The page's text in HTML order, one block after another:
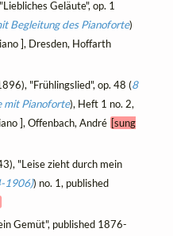
Geläute", op. 1
Begleitung des Pianoforte)
], Dresden, Hoffarth
"Frühlingslied", op. 48 (8
mit Pianoforte), Heft 1 no. 2,
], Offenbach, André [sung
"Leise zieht durch mein
1906)) no. 1, published
Gemüt", published 1876-